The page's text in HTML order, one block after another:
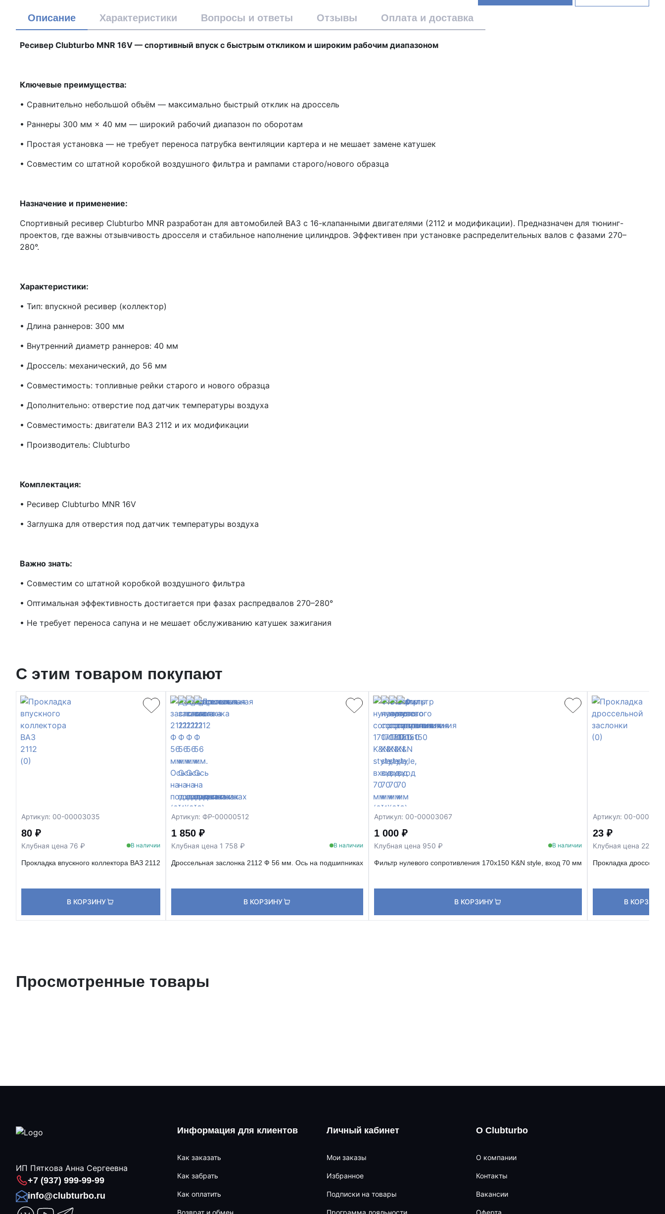
Описание Характеристики Вопросы и ответы Отзывы Оплата и доставка
Ресивер Clubturbo MNR 16V — спортивный впуск с быстрым откликом и широким рабочим диапазоном
Ключевые преимущества:
• Сравнительно небольшой объём — максимально быстрый отклик на дроссель
• Раннеры 300 мм × 40 мм — широкий рабочий диапазон по оборотам
• Простая установка — не требует переноса патрубка вентиляции картера и не мешает замене катушек
• Совместим со штатной коробкой воздушного фильтра и рампами старого/нового образца
Назначение и применение:
Спортивный ресивер Clubturbo MNR разработан для автомобилей ВАЗ с 16-клапанными двигателями (2112 и модификации). Предназначен для тюнинг-
проектов, где важны отзывчивость дросселя и стабильное наполнение цилиндров. Эффективен при установке распределительных валов с фазами 270–
280°.
Характеристики:
• Тип: впускной ресивер (коллектор)
• Длина раннеров: 300 мм
• Внутренний диаметр раннеров: 40 мм
• Дроссель: механический, до 56 мм
• Совместимость: топливные рейки старого и нового образца
• Дополнительно: отверстие под датчик температуры воздуха
• Совместимость: двигатели ВАЗ 2112 и их модификации
• Производитель: Clubturbo
Комплектация:
• Ресивер Clubturbo MNR 16V
• Заглушка для отверстия под датчик температуры воздуха
Важно знать:
• Совместим со штатной коробкой воздушного фильтра
• Оптимальная эффективность достигается при фазах распредвалов 270–280°
• Не требует переноса сапуна и не мешает обслуживанию катушек зажигания
С этим товаром покупают
Артикул: 00-00003035
80 ₽
Клубная цена 76 ₽ В наличии
Прокладка впускного коллектора ВАЗ 2112
В КОРЗИНУ
Артикул: ФР-00000512
1 850 ₽
Клубная цена 1 758 ₽ В наличии
Дроссельная заслонка 2112 Ф 56 мм. Ось на подшипниках
В КОРЗИНУ
Артикул: 00-00003067
1 000 ₽
Клубная цена 950 ₽ В наличии
Фильтр нулевого сопротивления 170х150 K&N style, вход 70 мм
В КОРЗИНУ
Артикул: 00-
23 ₽
Клубная цена 22 ₽
Прокладка
В КОРЗИНУ
Просмотренные товары
ИП Пяткова Анна Сергеевна
+7 (937) 999-99-99
info@clubturbo.ru
Информация для клиентов
Как заказать
Как забрать
Как оплатить
Возврат и обмен
Личный кабинет
Мои заказы
Избранное
Подписки на товары
Программа лояльности
О Clubturbo
О компании
Контакты
Вакансии
Оферта